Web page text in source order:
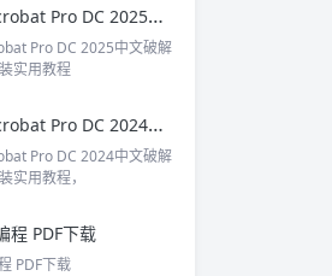
Adobe Acrobat Pro DC 2025中文破解版下载及安装实用教程
Pro DC 2025中文破解
实用教程
Adobe Acrobat Pro DC 2024中文破解版下载及安装实用教程
Pro DC 2024中文破解
实用教程，
程 PDF下载
PDF下载